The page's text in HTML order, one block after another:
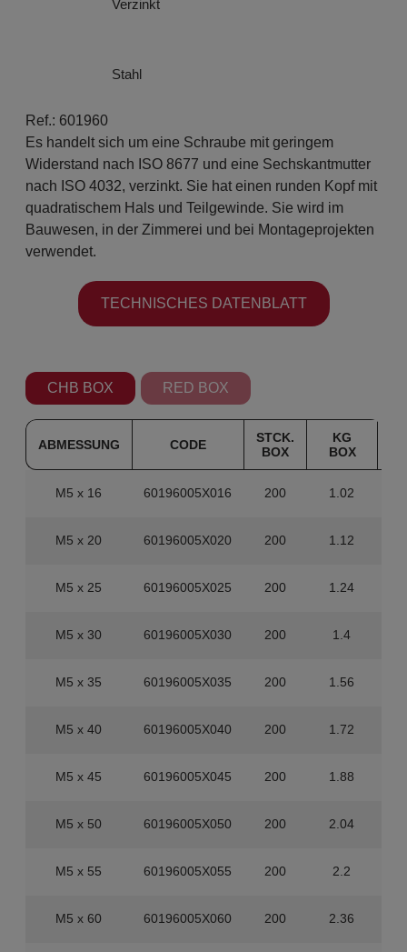
Verzinkt
Stahl
Ref.: 601960
Es handelt sich um eine Schraube mit geringem
Widerstand nach ISO 8677 und eine Sechskantmutter
nach ISO 4032, verzinkt. Sie hat einen runden Kopf mit
quadratischem Hals und Teilgewinde. Sie wird im
Bauwesen, in der Zimmerei und bei Montageprojekten
verwendet.
TECHNISCHES DATENBLATT
CHB BOX RED BOX
ABMESSUNG CODE
STCK.
BOX
KG
BOX
M5 x 16 60196005X016 200 1.02
M5 x 20 60196005X020 200 1.12
M5 x 25 60196005X025 200 1.24
M5 x 30 60196005X030 200 1.4
M5 x 35 60196005X035 200 1.56
M5 x 40 60196005X040 200 1.72
M5 x 45 60196005X045 200 1.88
M5 x 50 60196005X050 200 2.04
M5 x 55 60196005X055 200 2.2
M5 x 60 60196005X060 200 2.36